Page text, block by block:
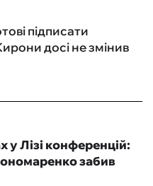
підписати
досі не змінив
у Лізі конференцій:
забив